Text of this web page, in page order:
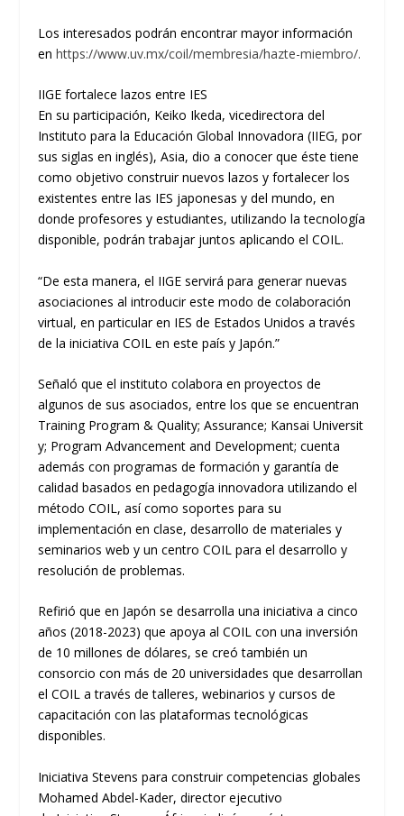
Los interesados podrán encontrar mayor información
enhttps://www.uv.mx/coil/membresia/hazte-miembro/.
IIGE fortalece lazos entre IES
En su participación, Keiko Ikeda, vicedirectora del
Instituto para la Educación Global Innovadora (IIEG, por
sus siglas en inglés), Asia, dio a conocer que éste tiene
como objetivo construir nuevos lazos y fortalecer los
existentes entre las IES japonesas y del mundo, en
donde profesores y estudiantes, utilizando la tecnología
disponible, podrán trabajar juntos aplicando el COIL.
“De esta manera, el IIGE servirá para generar nuevas
asociaciones al introducir este modo de colaboración
virtual, en particular en IES de Estados Unidos a través
de la iniciativa COIL eneste país y Japón.”
Señaló que el instituto colabora en proyectos de
algunos de sus asociados, entre los que se encuentran
Training Program &Quality;Assurance; Kansai Universit
y; Program Advancement and Development; cuenta
además con programas de formación y garantía de
calidad basados en pedagogía innovadora utilizando el
método COIL, así como soportes para su
implementación en clase, desarrollo de materiales y
seminariosweb y un centro COIL para el desarrollo y
resolución de problemas.
Refirió que en Japón se desarrolla una iniciativa a cinco
años (2018-2023) queapoya al COIL con una inversión
de 10 millones de dólares, se creó también un
consorcio con más de 20 universidades que desarrollan
el COIL a través de talleres, webinarios y cursos de
capacitación con las plataformas tecnológicas
disponibles.
Iniciativa Stevens para construir competencias globales
MohamedAbdel-Kader, director ejecutivo